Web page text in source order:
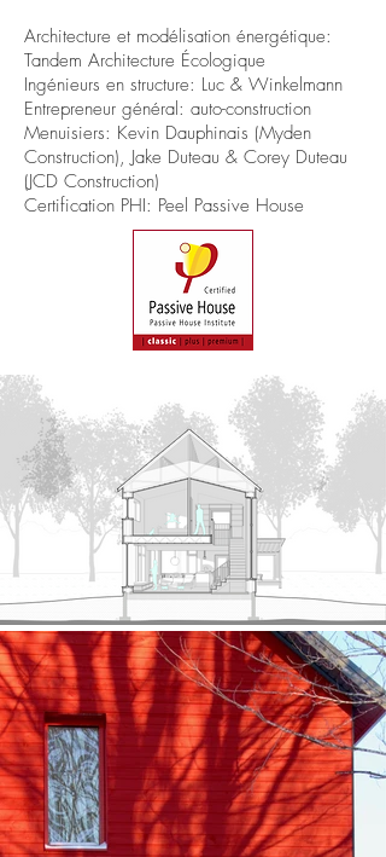
Architecture et modélisation énergétique:
Tandem Architecture Écologique
Ingénieurs en structure: Luc & Winkelmann
Entrepreneur général: auto-construction
Menuisiers: Kevin Dauphinais (Myden
Construction), Jake Duteau & Corey Duteau
(JCD Construction)
Certification PHI: Peel Passive House